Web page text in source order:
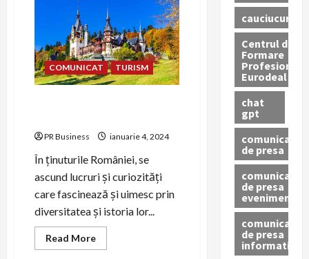
despre
Italia
COMUNICAT TURISM
PR Business ianuarie 4, 2024
În ținuturile României, se
ascund lucruri și curiozități
care fascinează și uimesc prin
diversitatea și istoria lor...
Read MoreRead
more
cauciucuri
Centrul de
Formare
Profesionala
Eurodeal
chat
gpt
comunicat
de presa
comunicat
de presa
eveniment
comunicat
de presa
informativ